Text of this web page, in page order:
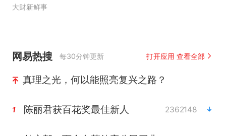
大财新鲜事
网易热搜 每30分钟更新 打开应用 查看全部
真理之光，何以能照亮复兴之路？
1 陈丽君获百花奖最佳新人 2362148